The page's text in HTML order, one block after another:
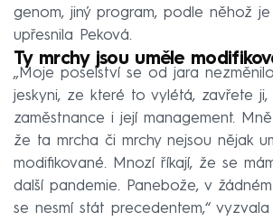
genom, jiný program, podle něhož je
upřesnila Peková.
Ty mrchy jsou uměle
„Moje poselství se od jara
jeskyni, ze které to vylétá, zavřete ji,
zaměstnance i její management.
že ta mrcha či mrchy nejsou nějak
modifikované. Mnozí říkají, že se
další pandemie. Panebože, v
se nesmí stát precedentem,“ vyzvala